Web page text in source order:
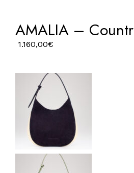
AMALIA –
1.160,00€